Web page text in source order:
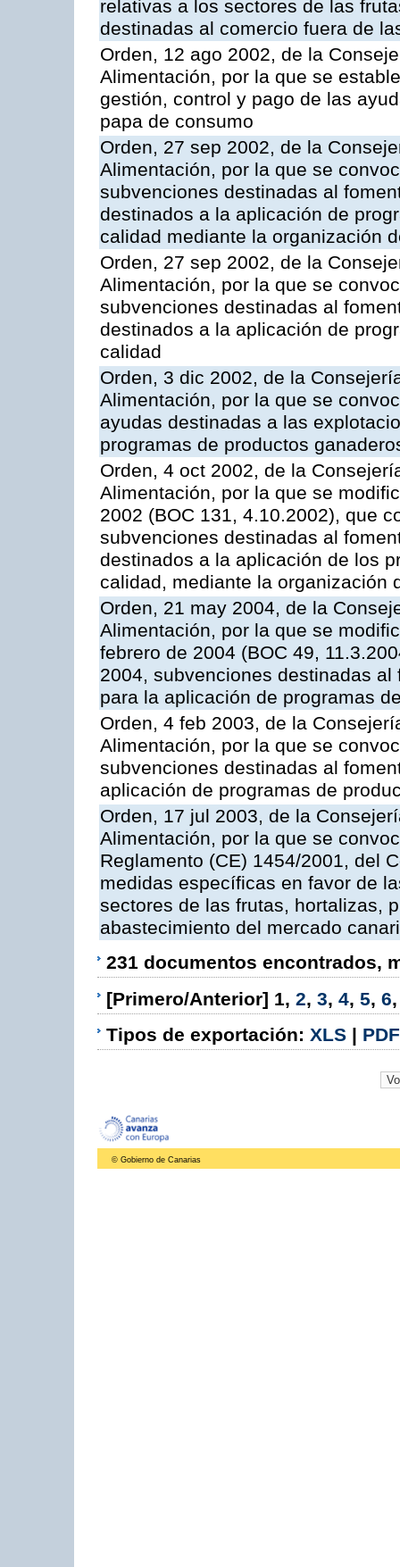
relativas a los sectores de las
destinadas al comercio fuera de
Orden, 12 ago 2002, de la
Alimentación, por la que se
gestión, control y pago de las
papa de consumo
Orden, 27 sep 2002, de la
Alimentación, por la que se
subvenciones destinadas al
destinados a la aplicación de
calidad mediante la organización
Orden, 27 sep 2002, de la
Alimentación, por la que se
subvenciones destinadas al
destinados a la aplicación de
calidad
Orden, 3 dic 2002, de la
Alimentación, por la que se
ayudas destinadas a las
programas de productos
Orden, 4 oct 2002, de la
Alimentación, por la que se
2002 (BOC 131, 4.10.2002), que
subvenciones destinadas al
destinados a la aplicación de los
calidad, mediante la organización
Orden, 21 may 2004, de la
Alimentación, por la que se
febrero de 2004 (BOC 49,
2004, subvenciones destinadas
para la aplicación de programas
Orden, 4 feb 2003, de la
Alimentación, por la que se
subvenciones destinadas al
aplicación de programas de
Orden, 17 jul 2003, de la
Alimentación, por la que se
Reglamento (CE) 1454/2001, del
medidas específicas en favor de
sectores de las frutas, hortalizas,
abastecimiento del mercado
231 documentos encontrados,
[Primero/Anterior] 1, 2, 3, 4, 5, 6
Tipos de exportación: XLS | PDF
© Gobierno de Canarias